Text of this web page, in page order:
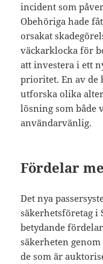
incident som
Obehöriga hade
orsakat
väckarklocka för
att investera i ett
prioritet. En av de
utforska olika
lösning som både
användarvänlig.
Fördelar
Det nya
säkerhetsföretag
betydande
säkerheten
de som är